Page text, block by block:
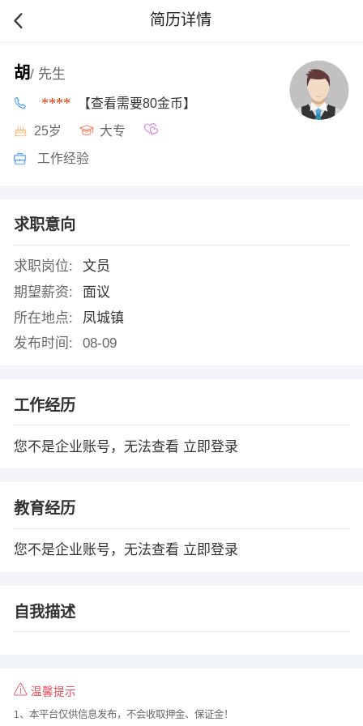
简历详情
胡/ 先生
**** 【查看需要80金币】
25岁 大专
工作经验
求职意向
求职岗位:
文员
期望薪资:
面议
所在地点:
凤城镇
发布时间:
08-09
工作经历
您不是企业账号，无法查看 立即登录
教育经历
您不是企业账号，无法查看 立即登录
自我描述
温馨提示
1、本平台仅供信息发布，不会收取押金、保证金！